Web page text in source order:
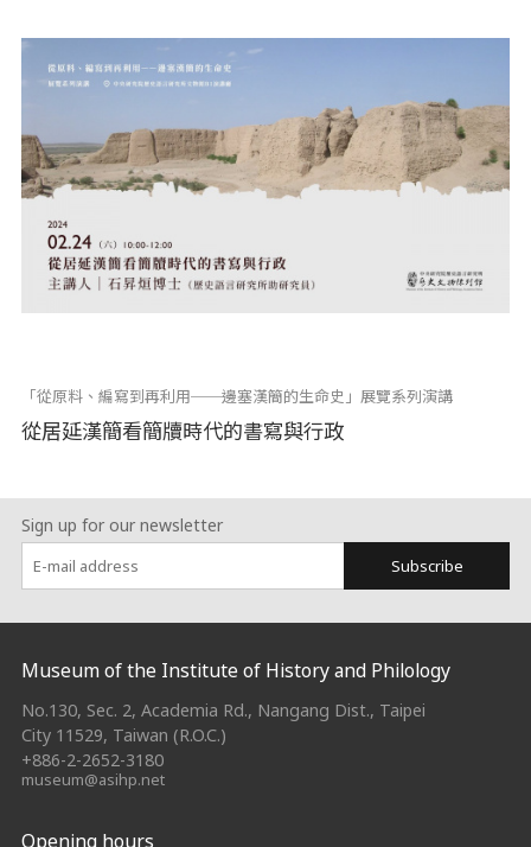
「從原料、編寫到再利用──邊塞漢簡的生命史」展覽系列演講
從居延漢簡看簡牘時代的書寫與行政
Sign up for our newsletter
Subscribe
:::
Museum of the Institute of History and Philology
No.130, Sec. 2, Academia Rd., Nangang Dist., Taipei
City 11529, Taiwan (R.O.C.)
+886-2-2652-3180
museum@asihp.net
Opening hours